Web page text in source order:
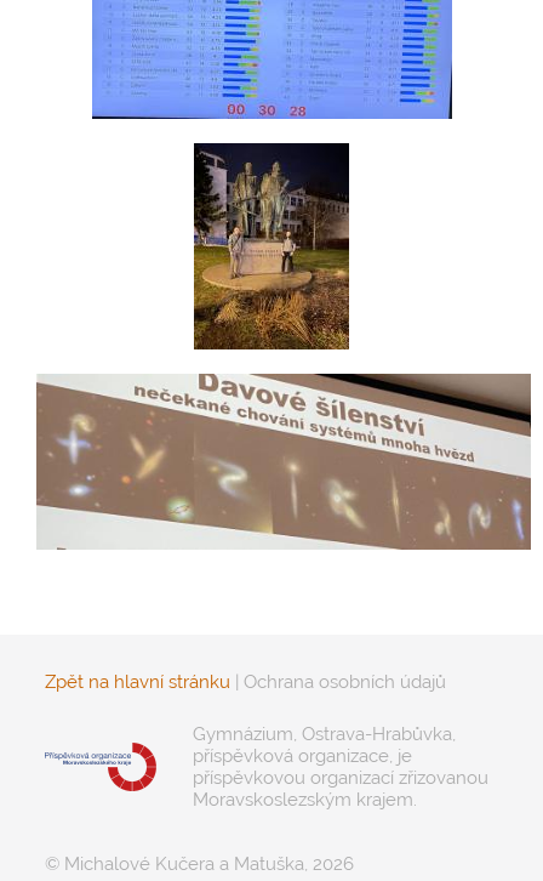
Zpět na hlavní stránku | Ochrana osobních údajů
Gymnázium, Ostrava-Hrabůvka,
příspěvková organizace, je
příspěvkovou organizací zřizovanou
Moravskoslezským krajem.
© Michalové Kučera a Matuška, 2026